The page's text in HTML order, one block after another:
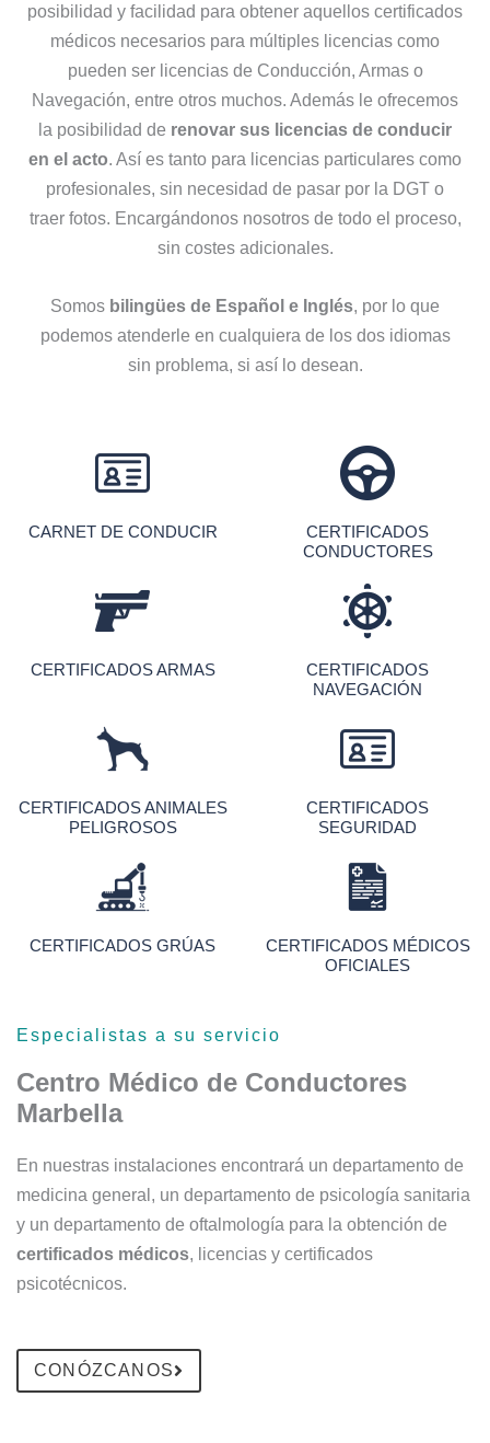
posibilidad y facilidad para obtener aquellos certificados
médicos necesarios para múltiples licencias como
pueden ser licencias de Conducción, Armas o
Navegación, entre otros muchos. Además le ofrecemos
la posibilidad de renovar sus licencias de conducir
en el acto. Así es tanto para licencias particulares como
profesionales, sin necesidad de pasar por la DGT o
traer fotos. Encargándonos nosotros de todo el proceso,
sin costes adicionales.
Somos bilingües de Español e Inglés, por lo que
podemos atenderle en cualquiera de los dos idiomas
sin problema, si así lo desean.
CARNET DE CONDUCIR
CERTIFICADOS
CONDUCTORES
CERTIFICADOS ARMAS
CERTIFICADOS
NAVEGACIÓN
CERTIFICADOS ANIMALES
PELIGROSOS
CERTIFICADOS
SEGURIDAD
CERTIFICADOS GRÚAS
CERTIFICADOS MÉDICOS
OFICIALES
Especialistas a su servicio
Centro Médico de Conductores
Marbella
En nuestras instalaciones encontrará un departamento de
medicina general, un departamento de psicología sanitaria
y un departamento de oftalmología para la obtención de
certificados médicos, licencias y certificados
psicotécnicos.
CONÓZCANOS